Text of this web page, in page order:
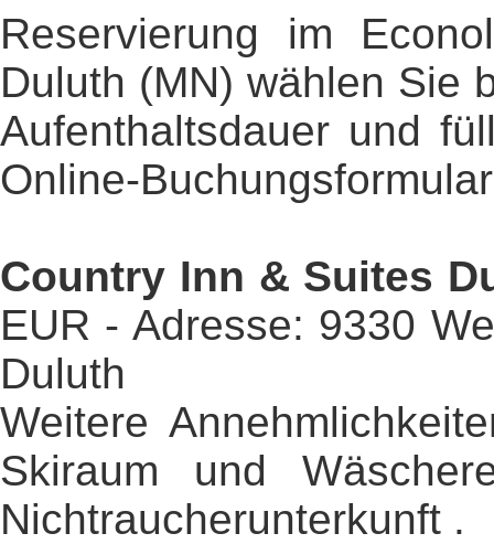
Reservierung im
Duluth (MN) wählen Sie
Aufenthaltsdauer und
Online-
Country Inn & Suites
EUR - Adresse: 9330
Duluth
Weitere
Skiraum und
Nichtraucherunterkunft .